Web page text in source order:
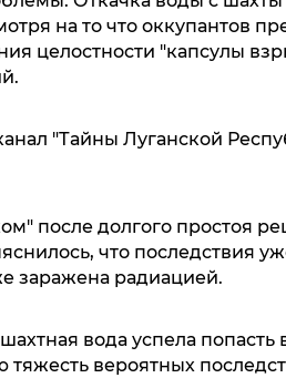
на то что оккупантов
целостности "капсулы
"Тайны Луганской
после долгого простоя
что последствия
заражена радиацией.
вода успела
тяжесть вероятных